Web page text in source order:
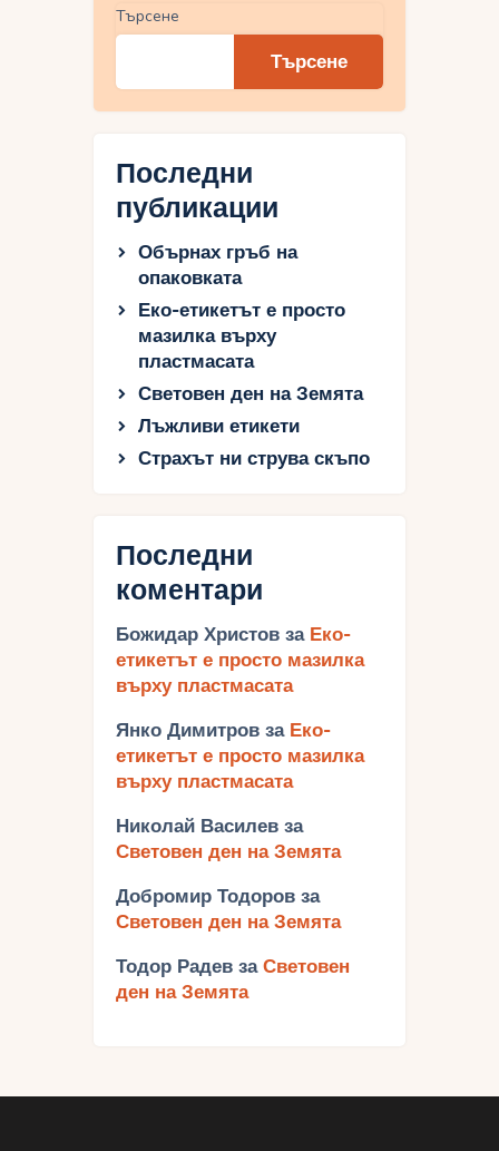
Търсене
Търсене
Последни
публикации
Обърнах гръб на
опаковката
Еко-етикетът е просто
мазилка върху
пластмасата
Световен ден на Земята
Лъжливи етикети
Страхът ни струва скъпо
Последни
коментари
Божидар Христов за Еко-
етикетът е просто мазилка
върху пластмасата
Янко Димитров за Еко-
етикетът е просто мазилка
върху пластмасата
Николай Василев за
Световен ден на Земята
Добромир Тодоров за
Световен ден на Земята
Тодор Радев за Световен
ден на Земята